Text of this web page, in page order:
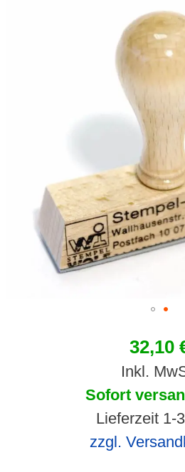
32,10
Inkl.
Sofort
Lieferzeit 1-
zzgl.